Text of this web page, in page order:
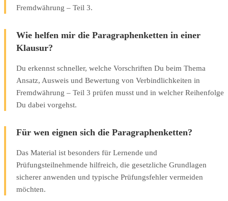
Fremdwährung – Teil 3.
Wie helfen mir die Paragraphenketten in einer
Klausur?
Du erkennst schneller, welche Vorschriften Du beim Thema
Ansatz, Ausweis und Bewertung von Verbindlichkeiten in
Fremdwährung – Teil 3 prüfen musst und in welcher Reihenfolge
Du dabei vorgehst.
Für wen eignen sich die Paragraphenketten?
Das Material ist besonders für Lernende und
Prüfungsteilnehmende hilfreich, die gesetzliche Grundlagen
sicherer anwenden und typische Prüfungsfehler vermeiden
möchten.